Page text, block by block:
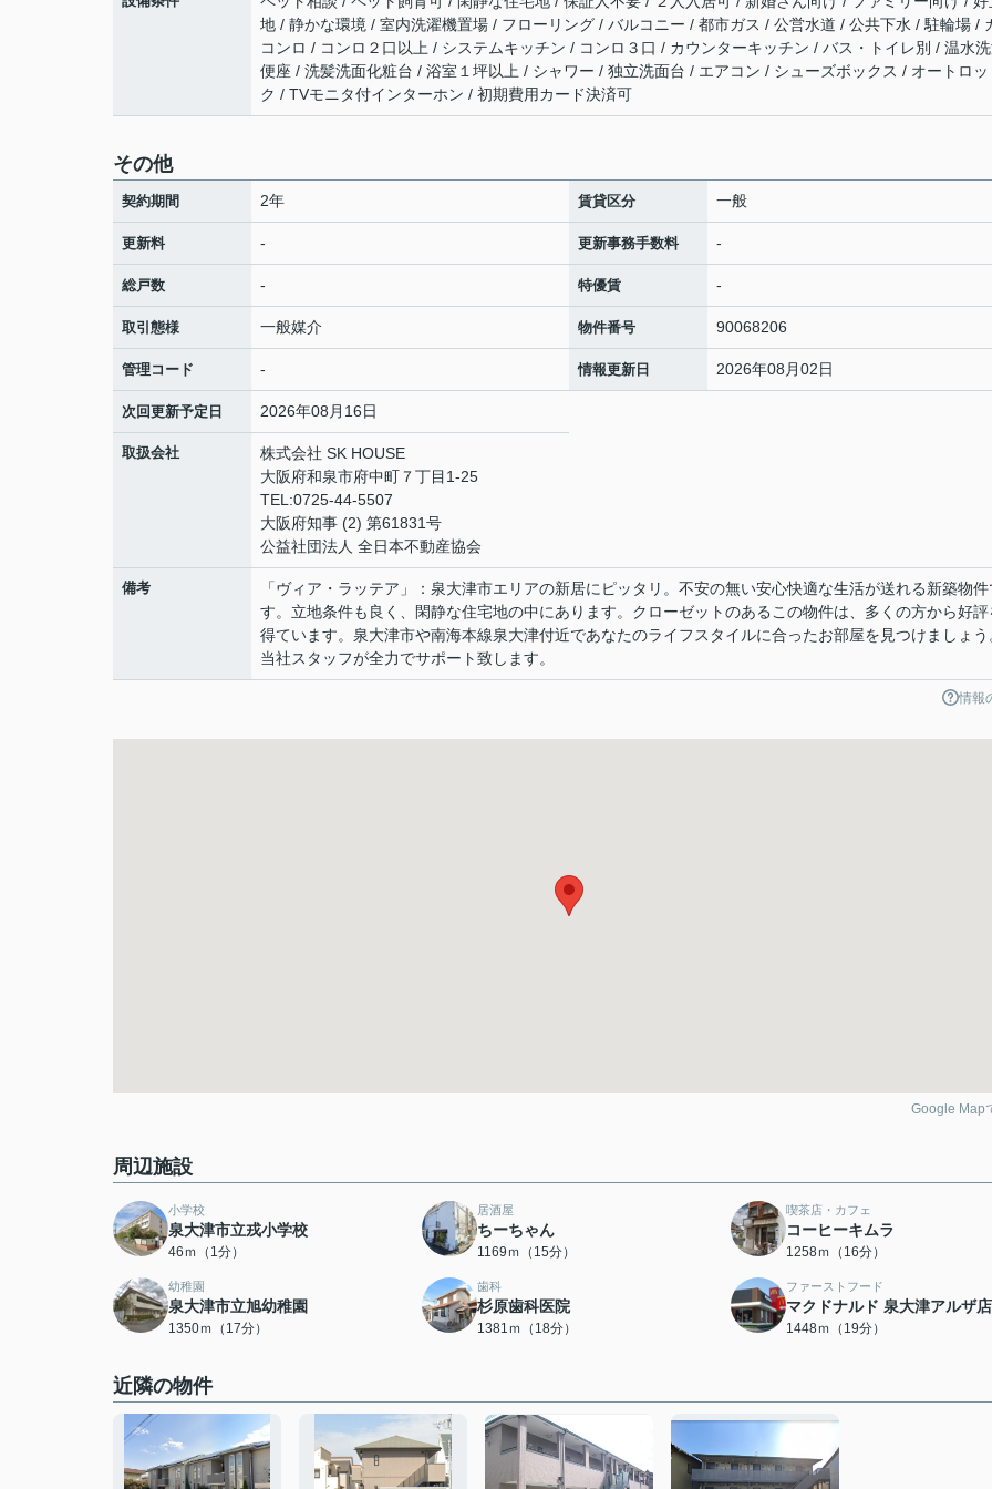
地 / 静かな環境 / 室内洗濯機置場 / フローリング / バルコニー / 都市ガス / 公営水道 / 公共下水 / 駐輪場 /
コンロ / コンロ２口以上 / システムキッチン / コンロ３口 / カウンターキッチン / バス・トイレ別 / 温水
便座 / 洗髪洗面化粧台 / 浴室１坪以上 / シャワー / 独立洗面台 / エアコン / シューズボックス / オートロッ
ク / TVモニタ付インターホン / 初期費用カード決済可
その他
契約期間 2年 賃貸区分 一般
更新料 - 更新事務手数料 -
総戸数 - 特優賃 -
取引態様 一般媒介 物件番号 90068206
管理コード - 情報更新日 2026年08月02日
次回更新予定日 2026年08月16日
取扱会社
株式会社 SK HOUSE
大阪府和泉市府中町７丁目1-25
TEL:0725-44-5507
大阪府知事 (2) 第61831号
公益社団法人 全日本不動産協会
備考
「ヴィア・ラッテア」：泉大津市エリアの新居にピッタリ。不安の無い安心快適な生活が送れる新築物件
す。立地条件も良く、閑静な住宅地の中にあります。クローゼットのあるこの物件は、多くの方から好評
得ています。泉大津市や南海本線泉大津付近であなたのライフスタイルに合ったお部屋を見つけましょう
当社スタッフが全力でサポート致します。
情報
Google Map
周辺施設
小学校
泉大津市立戎小学校
46ｍ（1分）
居酒屋
ちーちゃん
1169ｍ（15分）
喫茶店・カフェ
コーヒーキムラ
1258ｍ（16分）
幼稚園
泉大津市立旭幼稚園
1350ｍ（17分）
歯科
杉原歯科医院
1381ｍ（18分）
ファーストフード
マクドナルド 泉大津アルザ店
1448ｍ（19分）
近隣の物件